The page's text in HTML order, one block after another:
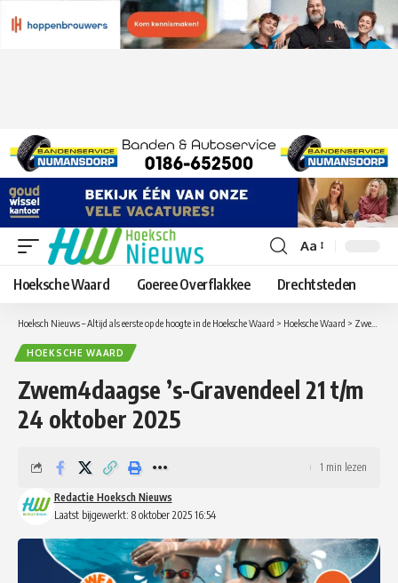
Lettergrootte
aanpassen
Aa
Hoeksche Waard Goeree Overflakkee Drechtsteden
Hoeksch Nieuws – Altijd als eerste op de hoogte in de Hoeksche Waard > Hoeksche Waard > Zwem4daagse ’s-Gravendeel 21 t/m 24 oktober 2025
HOEKSCHE WAARD
Zwem4daagse ’s-Gravendeel 21 t/m
24 oktober 2025
Laatst bijgewerkt: 8 oktober 2025 16:54
Redactie Hoeksch Nieuws
1 min lezen